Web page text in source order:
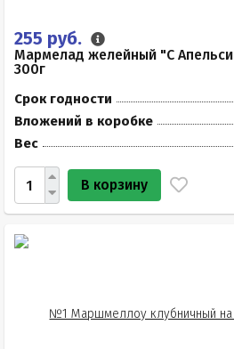
255 руб.
Мармелад желейный "С
300г
Срок годности
Вложений в коробке
Вес
В корзину